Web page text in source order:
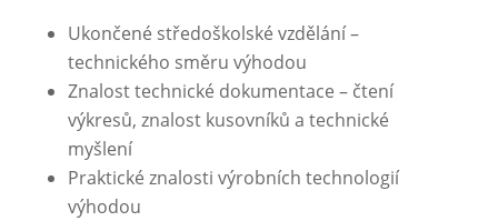
Ukončené středoškolské vzdělání –
technického směru výhodou
Znalost technické dokumentace – čtení
výkresů, znalost kusovníků a technické
myšlení
Praktické znalosti výrobních technologií
výhodou